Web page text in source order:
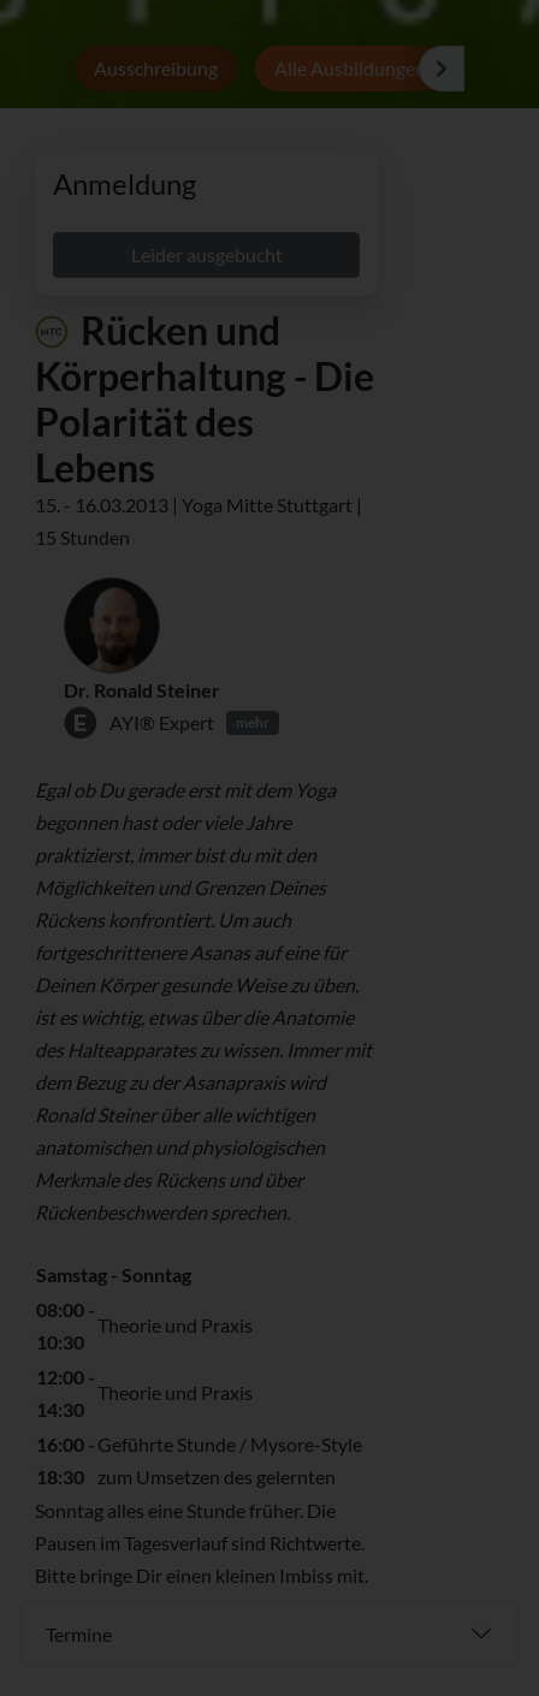
Ausschreibung Alle Ausbildungen
Anmeldung
Leider ausgebucht
Rücken und
Körperhaltung - Die
Polarität des
Lebens
15. - 16.03.2013 | Yoga Mitte Stuttgart |
15 Stunden
Dr. Ronald Steiner
AYI® Expert
mehr
Egal ob Du gerade erst mit dem Yoga
begonnen hast oder viele Jahre
praktizierst, immer bist du mit den
Möglichkeiten und Grenzen Deines
Rückens konfrontiert. Um auch
fortgeschrittenere Asanas auf eine für
Deinen Körper gesunde Weise zu üben,
ist es wichtig, etwas über die Anatomie
des Halteapparates zu wissen. Immer mit
dem Bezug zu der Asanapraxis wird
Ronald Steiner über alle wichtigen
anatomischen und physiologischen
Merkmale des Rückens und über
Rückenbeschwerden sprechen.
Samstag - Sonntag
08:00 -
10:30
Theorie und Praxis
12:00 -
14:30
Theorie und Praxis
16:00 -
18:30
Geführte Stunde / Mysore-Style
zum Umsetzen des gelernten
Sonntag alles eine Stunde früher. Die
Pausen im Tagesverlauf sind Richtwerte.
Bitte bringe Dir einen kleinen Imbiss mit.
Termine